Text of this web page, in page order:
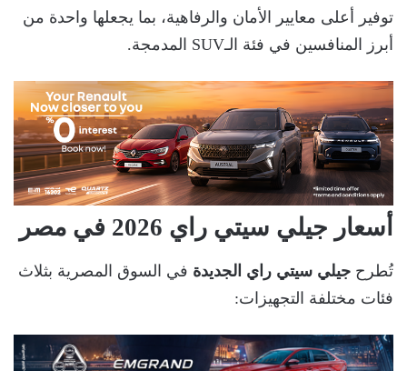
توفير أعلى معايير الأمان والرفاهية، بما يجعلها واحدة من
أبرز المنافسين في فئة الـSUV المدمجة.
أسعار جيلي سيتي راي 2026 في مصر
تُطرح جيلي سيتي راي الجديدة في السوق المصرية بثلاث
فئات مختلفة التجهيزات: